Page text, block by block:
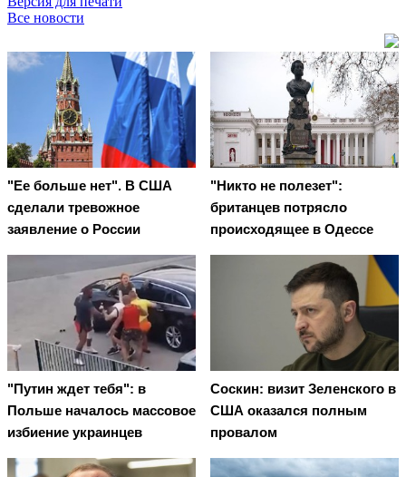
Все новости
"Ее больше нет". В США
сделали тревожное
заявление о России
"Никто не полезет":
британцев потрясло
происходящее в Одессе
"Путин ждет тебя": в
Польше началось массовое
избиение украинцев
Соскин: визит Зеленского в
США оказался полным
провалом